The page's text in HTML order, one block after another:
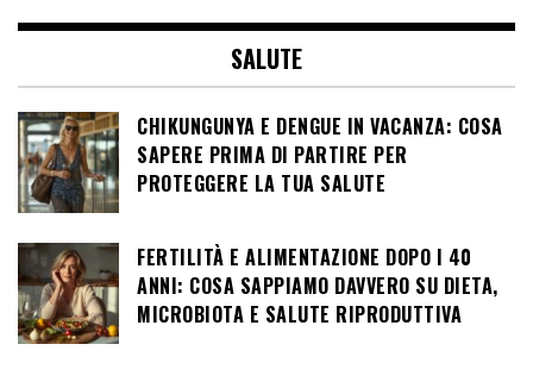
SALUTE
CHIKUNGUNYA E DENGUE IN VACANZA: COSA
SAPERE PRIMA DI PARTIRE PER
PROTEGGERE LA TUA SALUTE
FERTILITÀ E ALIMENTAZIONE DOPO I 40
ANNI: COSA SAPPIAMO DAVVERO SU DIETA,
MICROBIOTA E SALUTE RIPRODUTTIVA